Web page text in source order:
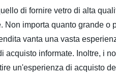
di fornire vetro di alta
Non importa quanto grande
vanta una vasta
acquisto informate. Inoltre, i
un'esperienza di acquisto